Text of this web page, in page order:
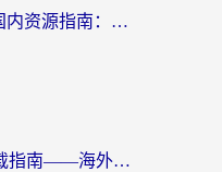
海外党必看！无缝访问国内资源指南：从vpn官网下载到加速器选择（附番茄实测）
公主连结：Re加速器下载指南——海外党不再错过国服活动的秘密武器